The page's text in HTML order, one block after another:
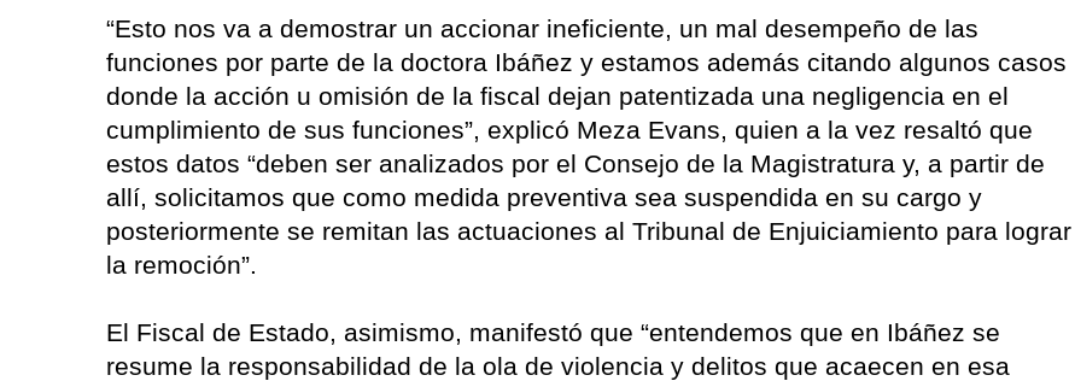
“Esto nos va a demostrar un accionar ineficiente, un mal desempeño de las
funciones por parte de la doctora Ibáñez y estamos además citando algunos casos
donde la acción u omisión de la fiscal dejan patentizada una negligencia en el
cumplimiento de sus funciones”, explicó Meza Evans, quien a la vez resaltó que
estos datos “deben ser analizados por el Consejo de la Magistratura y, a partir de
allí, solicitamos que como medida preventiva sea suspendida en su cargo y
posteriormente se remitan las actuaciones al Tribunal de Enjuiciamiento para lograr
la remoción”.
El Fiscal de Estado, asimismo, manifestó que “entendemos que en Ibáñez se
resume la responsabilidad de la ola de violencia y delitos que acaecen en esa